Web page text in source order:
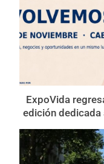
ExpoVida
edición